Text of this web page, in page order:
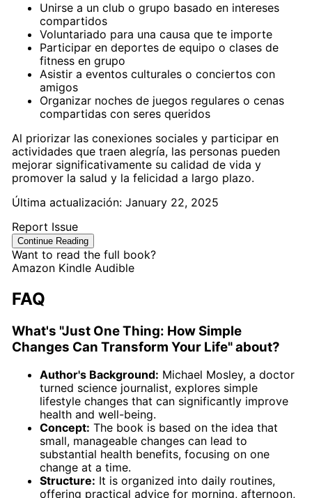
Unirse a un club o grupo basado en intereses
compartidos
Voluntariado para una causa que te importe
Participar en deportes de equipo o clases de
fitness en grupo
Asistir a eventos culturales o conciertos con
amigos
Organizar noches de juegos regulares o cenas
compartidas con seres queridos
Al priorizar las conexiones sociales y participar en
actividades que traen alegría, las personas pueden
mejorar significativamente su calidad de vida y
promover la salud y la felicidad a largo plazo.
Última actualización: January 22, 2025
Report Issue
Continue Reading
Want to read the full book?
Amazon Kindle Audible
FAQ
What's "Just One Thing: How Simple
Changes Can Transform Your Life" about?
Author's Background: Michael Mosley, a doctor
turned science journalist, explores simple
lifestyle changes that can significantly improve
health and well-being.
Concept: The book is based on the idea that
small, manageable changes can lead to
substantial health benefits, focusing on one
change at a time.
Structure: It is organized into daily routines,
offering practical advice for morning, afternoon,